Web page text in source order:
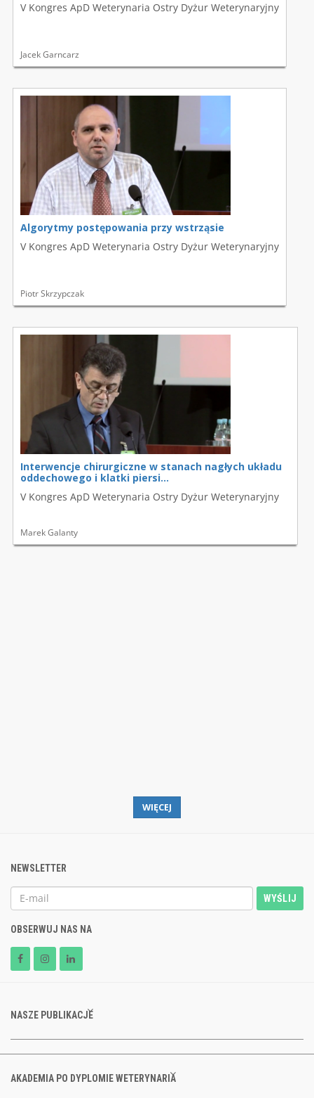
V Kongres ApD Weterynaria Ostry Dyżur Weterynaryjny
Jacek Garncarz
Algorytmy postępowania przy wstrząsie
V Kongres ApD Weterynaria Ostry Dyżur Weterynaryjny
Piotr Skrzypczak
Interwencje chirurgiczne w stanach nagłych układu
oddechowego i klatki piersi...
V Kongres ApD Weterynaria Ostry Dyżur Weterynaryjny
Marek Galanty
WIĘCEJ
NEWSLETTER
WYŚLIJ
OBSERWUJ NAS NA
NASZE PUBLIKACJE
AKADEMIA PO DYPLOMIE WETERYNARIA